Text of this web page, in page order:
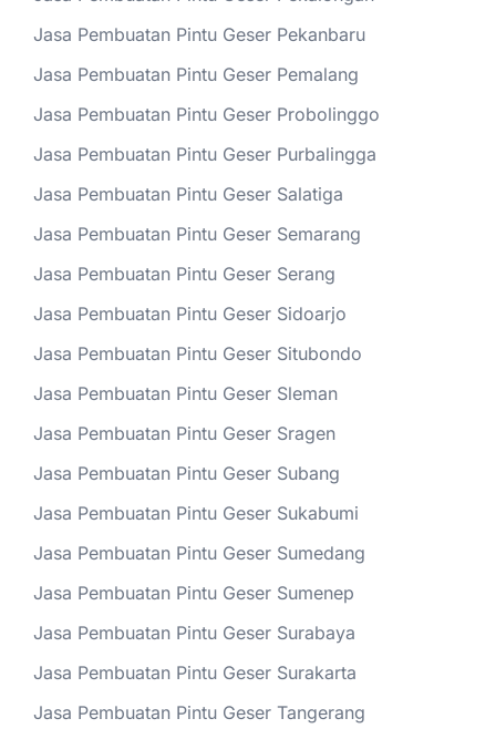
Jasa Pembuatan Pintu Geser Pekanbaru
Jasa Pembuatan Pintu Geser Pemalang
Jasa Pembuatan Pintu Geser Probolinggo
Jasa Pembuatan Pintu Geser Purbalingga
Jasa Pembuatan Pintu Geser Salatiga
Jasa Pembuatan Pintu Geser Semarang
Jasa Pembuatan Pintu Geser Serang
Jasa Pembuatan Pintu Geser Sidoarjo
Jasa Pembuatan Pintu Geser Situbondo
Jasa Pembuatan Pintu Geser Sleman
Jasa Pembuatan Pintu Geser Sragen
Jasa Pembuatan Pintu Geser Subang
Jasa Pembuatan Pintu Geser Sukabumi
Jasa Pembuatan Pintu Geser Sumedang
Jasa Pembuatan Pintu Geser Sumenep
Jasa Pembuatan Pintu Geser Surabaya
Jasa Pembuatan Pintu Geser Surakarta
Jasa Pembuatan Pintu Geser Tangerang